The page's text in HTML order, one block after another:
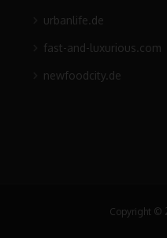
urbanlife.de
fast-and-luxurious.com
newfoodcity.de
Copyright ©